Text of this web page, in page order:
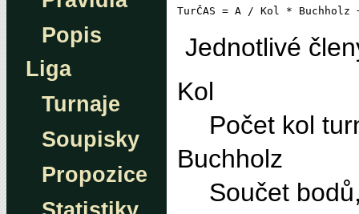
Popis
Liga
Turnaje
Soupisky
Propozice
Jednotlivé
Kol
Počet kol
Buchholz
Součet